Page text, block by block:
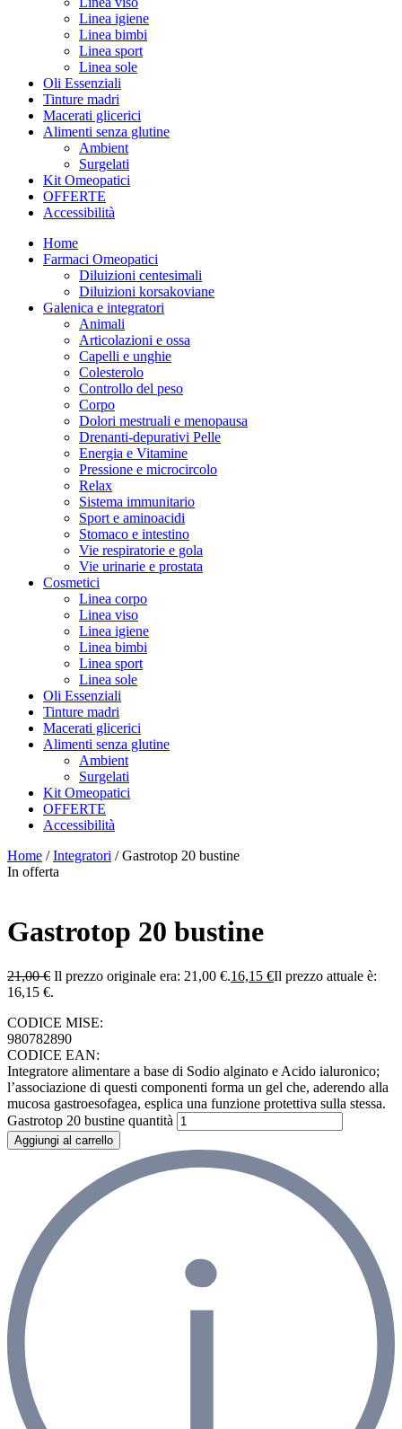
Linea igiene
Linea bimbi
Linea sport
Linea sole
Oli Essenziali
Tinture madri
Macerati glicerici
Alimenti senza glutine
Ambient
Surgelati
Kit Omeopatici
OFFERTE
Accessibilità
Home
Farmaci Omeopatici
Diluizioni centesimali
Diluizioni korsakoviane
Galenica e integratori
Animali
Articolazioni e ossa
Capelli e unghie
Colesterolo
Controllo del peso
Corpo
Dolori mestruali e menopausa
Drenanti-depurativi Pelle
Energia e Vitamine
Pressione e microcircolo
Relax
Sistema immunitario
Sport e aminoacidi
Stomaco e intestino
Vie respiratorie e gola
Vie urinarie e prostata
Cosmetici
Linea corpo
Linea viso
Linea igiene
Linea bimbi
Linea sport
Linea sole
Oli Essenziali
Tinture madri
Macerati glicerici
Alimenti senza glutine
Ambient
Surgelati
Kit Omeopatici
OFFERTE
Accessibilità
Home /Integratori / Gastrotop 20 bustine
In offerta
Gastrotop 20 bustine
21,00€ Il prezzo originale era: 21,00 €.16,15 €Il prezzo attuale è:
16,15 €.
CODICE MISE:
980782890
CODICE EAN:
Integratore alimentare a base di Sodio alginato e Acido ialuronico;
l’associazione di questi componenti forma un gel che, aderendo alla
mucosa gastroesofagea, esplica una funzione protettiva sulla stessa.
Gastrotop 20 bustine quantità
Aggiungi al carrello